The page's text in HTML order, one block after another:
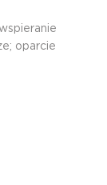
oparcie